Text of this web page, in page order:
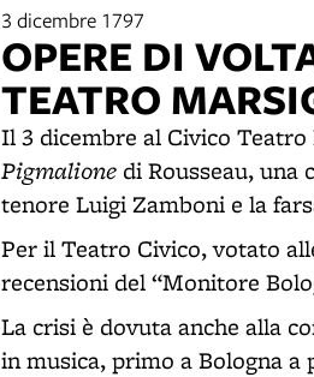
3 dicembre 1797
OPERE DI
TEATRO
Il 3 dicembre al Civico
Pigmalione di Rousseau,
tenore Luigi Zamboni e la
Per il Teatro Civico, votato
recensioni del “Monitore
La crisi è dovuta anche alla
in musica, primo a Bologna